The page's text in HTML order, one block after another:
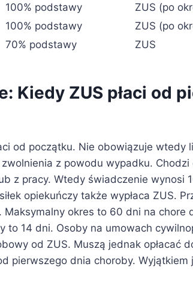
100% podstawy
ZUS (po
100% podstawy
ZUS (po
70% podstawy ZUS
Kiedy ZUS płaci od
od początku. Nie obowiązuje wtedy
z powodu wypadku. Chodzi
z pracy. Wtedy świadczenie wynosi
opiekuńczy także wypłaca ZUS.
Maksymalny okres to 60 dni na chore
to 14 dni. Osoby na umowach
od ZUS. Muszą jednak opłacać
pierwszego dnia choroby.